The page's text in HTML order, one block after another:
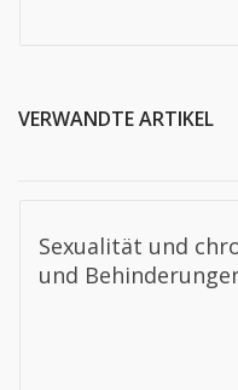
VERWANDTE ARTIKEL
Sexualität und
und